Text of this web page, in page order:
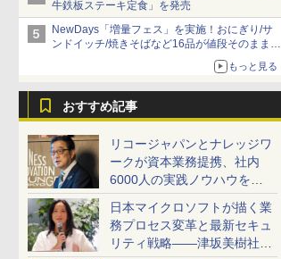
牛鉄板ステーキ定食」を発売
NewDays「増量フェス」を実施！おにぎり/サ
ンドイッチ/焼きそばなど16品が値段そのままで
もっと見る
おすすめ記事
リコージャパンとナレッジワ
ークが資本業務提携、社内
6000人の実践ノウハウを生
かした「AI商談記録 for
RICOH」を展開へ
日本マイクロソフトが描く業
務プロセス変革と最新セキュ
リティ戦略――津坂美樹社長